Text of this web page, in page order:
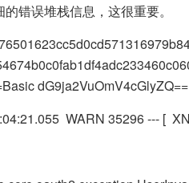
错误堆栈信息，这很重要。
WARN 35296 --- [